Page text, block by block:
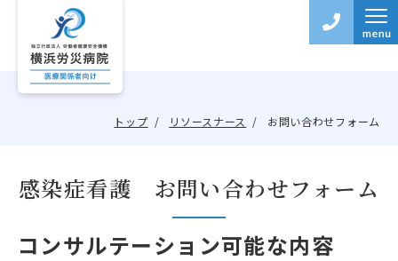
トップ リソースナース お問い合わせフォーム
感染症看護 お問い合わせフォーム
コンサルテーション可能な内容